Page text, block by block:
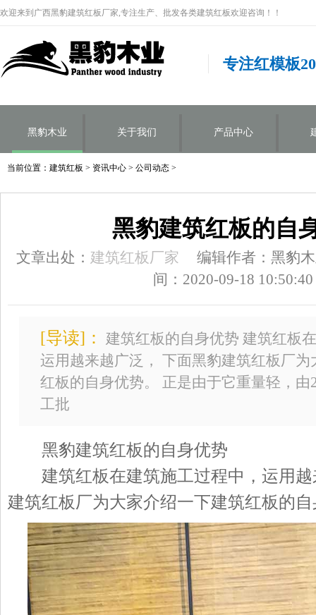
欢迎来到广西黑豹建筑红板厂家,专注生产、批发各类建筑红板欢迎咨询！！
专注红模板
黑豹木业 关于我们 产品中心
当前位置： 建筑红板 > 资讯中心 > 公司动态 >
黑豹建筑红板的自
文章出处： 建筑红板厂家
编辑作者：黑豹
间：2020-09-18 10:50:40
[导读]：
建筑红板的自身优势 建筑红板
运用越来越广泛， 下面黑豹建筑红板厂为
红板的自身优势。 正是由于它重量轻，由
工批
黑豹建筑红板的自身优势
建筑红板在建筑施工过程中，运用越
建筑红板厂为大家介绍一下建筑红板的